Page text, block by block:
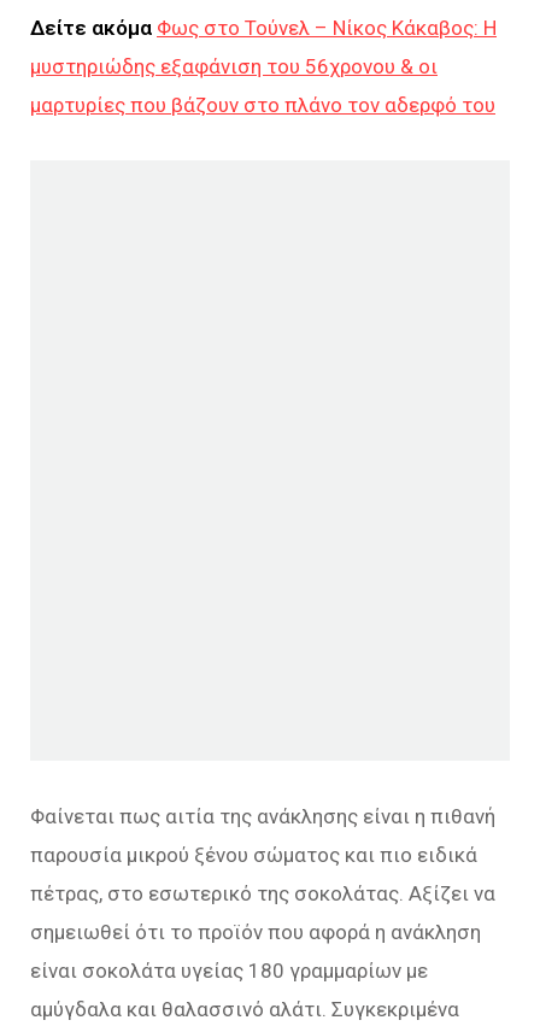
Δείτε ακόμα Φως στο Τούνελ – Νίκος Κάκαβος: Η
μυστηριώδης εξαφάνιση του 56χρονου & οι
μαρτυρίες που βάζουν στο πλάνο τον αδερφό του
Φαίνεται πως αιτία της ανάκλησης είναι η πιθανή
παρουσία μικρού ξένου σώματος και πιο ειδικά
πέτρας, στο εσωτερικό της σοκολάτας. Αξίζει να
σημειωθεί ότι το προϊόν που αφορά η ανάκληση
είναι σοκολάτα υγείας 180 γραμμαρίων με
αμύγδαλα και θαλασσινό αλάτι. Συγκεκριμένα